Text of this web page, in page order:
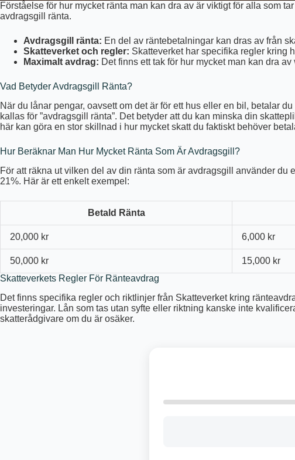
Förståelse för hur mycket ränta man kan dra av är viktigt för alla som
avdragsgill ränta.
Avdragsgill ränta: En del av räntebetalningar kan dras av från
Skatteverket och regler: Skatteverket har specifika regler kring
Maximalt avdrag: Det finns ett tak för hur mycket man kan dra av
Vad Betyder Avdragsgill Ränta?
När du lånar pengar, oavsett om det är för ett hus eller en bil, betalar
kallas för ”avdragsgill ränta”. Det betyder att du kan minska din
här kan göra en stor skillnad i hur mycket skatt du faktiskt behöver
Hur Beräknar Man Hur Mycket Ränta Som Är Avdragsgill?
För att räkna ut vilken del av din ränta som är avdragsgill använder
21%. Här är ett enkelt exempel:
Betald Ränta
20,000 kr 6,000 kr
50,000 kr 15,000 kr
Skatteverkets Regler För Ränteavdrag
Det finns specifika regler och riktlinjer från Skatteverket kring
investeringar. Lån som tas utan syfte eller riktning kanske inte
skatterådgivare om du är osäker.